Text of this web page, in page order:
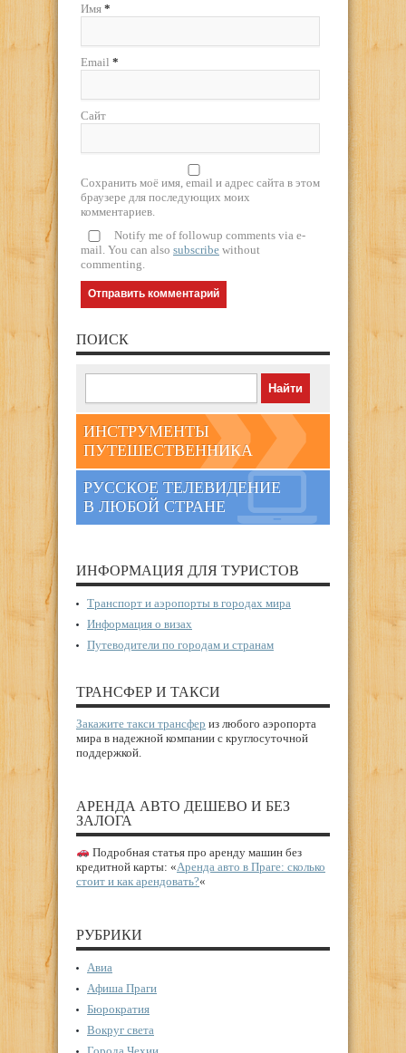
Имя *
Email *
Сайт
Сохранить моё имя, email и адрес сайта в этом
браузере для последующих моих
комментариев.
Notify me of followup comments via e-
mail. You can also subscribe without
commenting.
ПОИСК
ИНСТРУМЕНТЫ
ПУТЕШЕСТВЕННИКА
РУССКОЕ ТЕЛЕВИДЕНИЕ
В ЛЮБОЙ СТРАНЕ
ИНФОРМАЦИЯ ДЛЯ ТУРИСТОВ
Транспорт и аэропорты в городах мира
Информация о визах
Путеводители по городам и странам
ТРАНСФЕР И ТАКСИ
Закажите такси трансфер из любого аэропорта
мира в надежной компании с круглосуточной
поддержкой.
АРЕНДА АВТО ДЕШЕВО И БЕЗ
ЗАЛОГА
Подробная статья про аренду машин без
кредитной карты: «Аренда авто в Праге: сколько
стоит и как арендовать?«
РУБРИКИ
Авиа
Афиша Праги
Бюрократия
Вокруг света